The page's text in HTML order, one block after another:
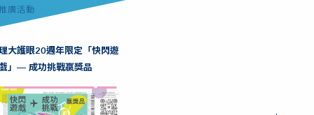
廣活動
大護眼20週年限定「快閃遊
」— 成功挑戰贏獎品